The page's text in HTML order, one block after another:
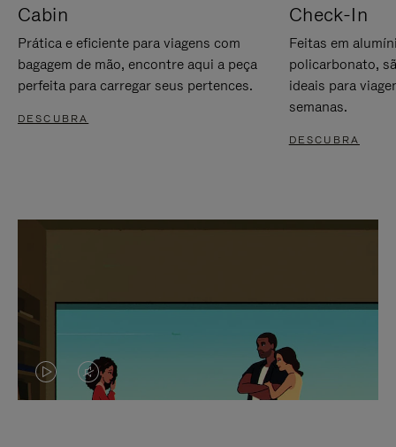
Cabin
Prática e eficiente para viagens com
bagagem de mão, encontre aqui a peça
perfeita para carregar seus pertences.
DESCUBRA
Check-In
Feitas em
policarbonato,
ideais para
semanas.
DESCUBRA
O
O